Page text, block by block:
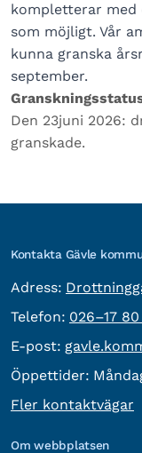
kompletterar med
som möjligt. Vår
kunna granska
september.
Den 23juni 2026:
granskade.
Kontakta Gävle
Adress:
Telefon: Telefon:
026–17
E-post: E-post:
Öppettider:
Fler kontaktvägar
Om webbplatsen